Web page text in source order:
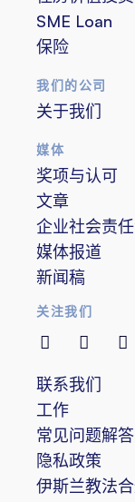
SME Loan
保险
我们的公司
关于我们
媒体
奖项与认可
文章
企业社会责
媒体报道
新闻稿
关注我们
联系我们
工作
常见问题解答
隐私政策
伊斯兰教法